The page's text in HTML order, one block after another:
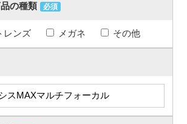
の種類 必須
レンズ メガネ その他